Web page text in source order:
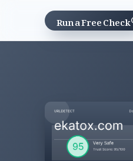
Run a Free Check